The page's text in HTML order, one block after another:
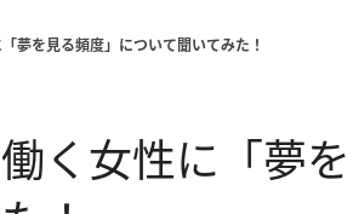
夢を見る頻度」について聞いてみた！
く女性に「夢を